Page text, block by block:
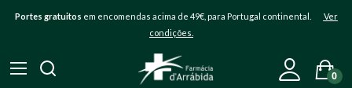
Portes gratuitos em encomendas acima de 49€, para Portugal continental. Ver
condições.
0